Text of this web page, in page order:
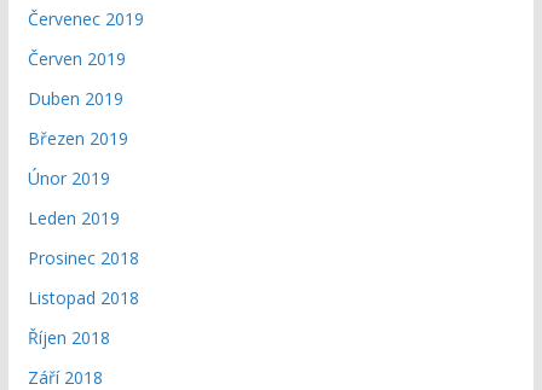
Červenec 2019
Červen 2019
Duben 2019
Březen 2019
Únor 2019
Leden 2019
Prosinec 2018
Listopad 2018
Říjen 2018
Září 2018